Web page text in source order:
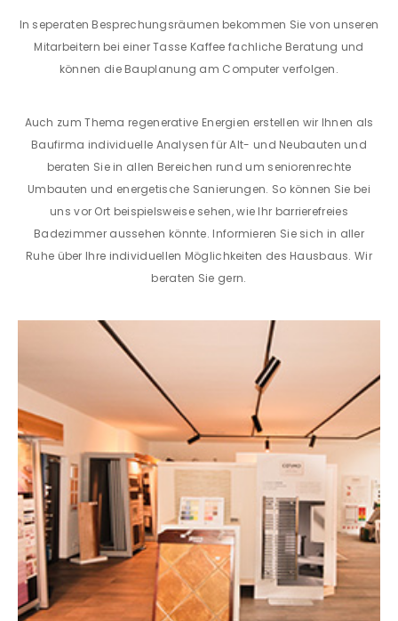
In seperaten Besprechungsräumen bekommen Sie von unseren
Mitarbeitern bei einer Tasse Kaffee fachliche Beratung und
können die Bauplanung am Computer verfolgen.
Auch zum Thema regenerative Energien erstellen wir Ihnen als
Baufirma individuelle Analysen für Alt- und Neubauten und
beraten Sie in allen Bereichen rund um seniorenrechte
Umbauten und energetische Sanierungen. So können Sie bei
uns vor Ort beispielsweise sehen, wie Ihr barrierefreies
Badezimmer aussehen könnte. Informieren Sie sich in aller
Ruhe über Ihre individuellen Möglichkeiten des Hausbaus. Wir
beraten Sie gern.